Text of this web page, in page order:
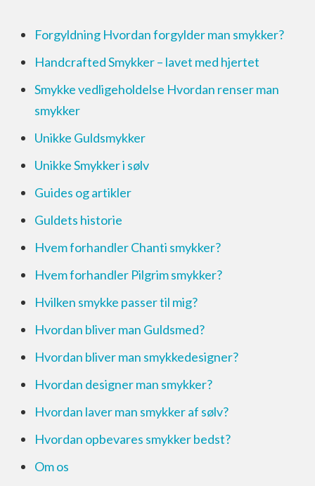
Forgyldning Hvordan forgylder man smykker?
HandcraftedSmykker – lavet med hjertet
Smykke vedligeholdelse Hvordan renser man
smykker
Unikke Guldsmykker
UnikkeSmykker i sølv
Guides og artikler
Guldets historie
Hvem forhandler Chanti smykker?
Hvem forhandler Pilgrim smykker?
Hvilken smykke passer til mig?
Hvordan bliver man Guldsmed?
Hvordan bliver man smykkedesigner?
Hvordan designer man smykker?
Hvordan laver man smykker af sølv?
Hvordan opbevares smykker bedst?
Om os